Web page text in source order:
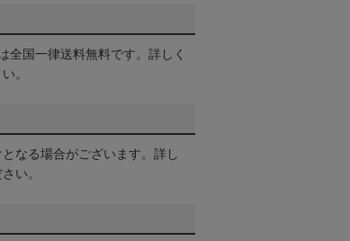
全国一律送料無料です。詳しく
。
なる場合がございます。詳し
い。